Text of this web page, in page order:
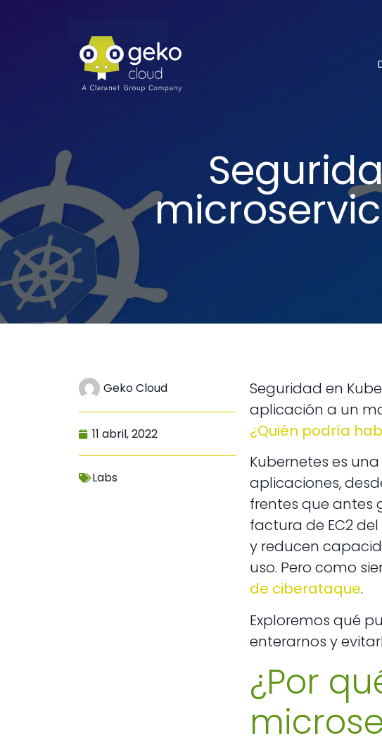
Geko Cloud
11 abril, 2022
Labs
Seguridad en
aplicación a un
¿Quién podría
Kubernetes es
aplicaciones,
frentes que
factura de EC2
y reducen
uso. Pero como
de ciberataque.
Exploremos qué
enterarnos y
¿Por